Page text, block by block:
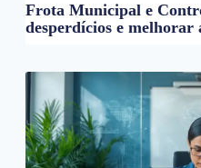
Frota Municipal e
desperdícios e melhorar